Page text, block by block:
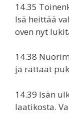
14.35
Isä heittää
oven nyt
14.38
ja rattaat
14.39 Isän
laatikosta.